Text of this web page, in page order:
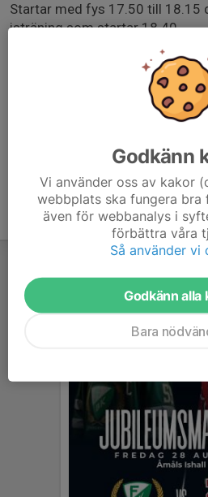
Startar med fys 17.50 till 18.15
isträning som startar 18.40
Godkänn
Vi använder oss av kakor
webbplats ska fungera bra
även för webbanalys i
förbättra våra
Så använder vi
Godkänn alla
Bara